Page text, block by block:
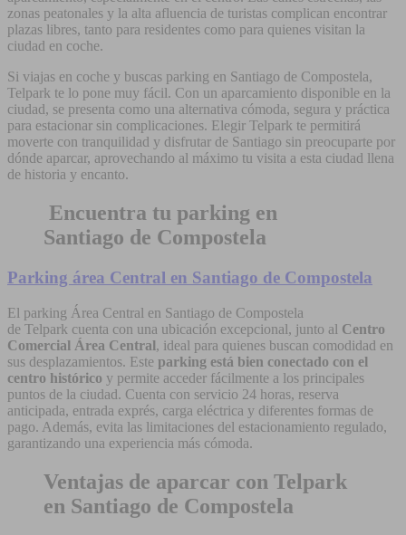
zonas peatonales y la alta afluencia de turistas complican encontrar
plazas libres, tanto para residentes como para quienes visitan la
ciudad en coche.
Si viajas en coche y buscas parking en Santiago de Compostela,
Telpark te lo pone muy fácil. Con un aparcamiento disponible en la
ciudad, se presenta como una alternativa cómoda, segura y práctica
para estacionar sin complicaciones. Elegir Telpark te permitirá
moverte con tranquilidad y disfrutar de Santiago sin preocuparte por
dónde aparcar, aprovechando al máximo tu visita a esta ciudad llena
de historia y encanto.
Encuentra tu parking en
Santiago de Compostela
Parking área Central en Santiago de Compostela
El parking Área Central en Santiago de Compostela
de Telpark cuenta con una ubicación excepcional, junto al Centro
Comercial Área Central, ideal para quienes buscan comodidad en
sus desplazamientos. Este parking está bien conectado con el
centro histórico y permite acceder fácilmente a los principales
puntos de la ciudad. Cuenta con servicio 24 horas, reserva
anticipada, entrada exprés, carga eléctrica y diferentes formas de
pago. Además, evita las limitaciones del estacionamiento regulado,
garantizando una experiencia más cómoda.
Ventajas de aparcar con Telpark
en Santiago de Compostela